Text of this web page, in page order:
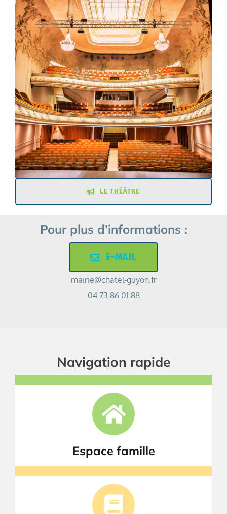
LE THÉÂTRE
Pour plus d’informations :
E-MAIL
mairie@chatel-guyon.fr
04 73 86 01 88
Navigation rapide
Espace famille